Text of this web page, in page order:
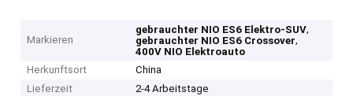
Markieren
gebrauchter NIO ES6 Elektro-SUV,
gebrauchter NIO ES6 Crossover,
400V NIO Elektroauto
Herkunftsort
China
Lieferzeit
2-4 Arbeitstage